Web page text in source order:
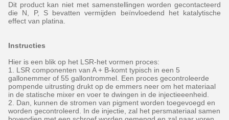
Dit product kan niet met samenstellingen worden gecontacteerd
die N, P, S bevatten vermijden beïnvloedend het katalytische
effect van platina.
Instructies
Hier is een blik op het LSR-het vormen proces:
1. LSR componenten van A + B-komt typisch in een 5
gallonemmer of 55 gallontrommel. Een proces gecontroleerde
pompende uitrusting drukt op de emmers neer om het materiaal
in de statische mixer en voer te dwingen in de injectieeenheid.
2. Dan, kunnen de stromen van pigment worden toegevoegd en
worden gecontroleerd. In de injectie, zal het persmateriaal samen